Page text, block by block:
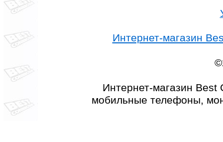
Интернет-магазин
Интернет-магазин Best
мобильные телефоны,